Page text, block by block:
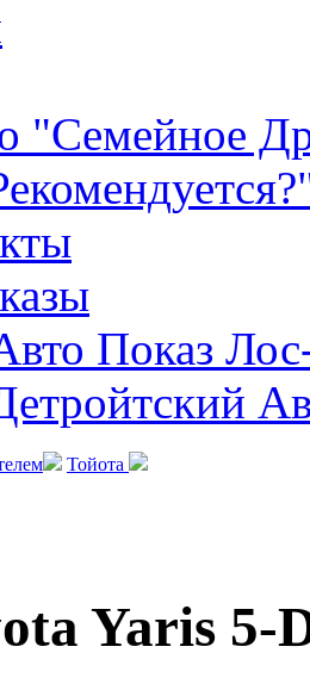
"Семейное
Показ
Тойота
Yaris 5-